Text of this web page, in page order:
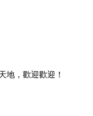
地，歡迎歡迎！